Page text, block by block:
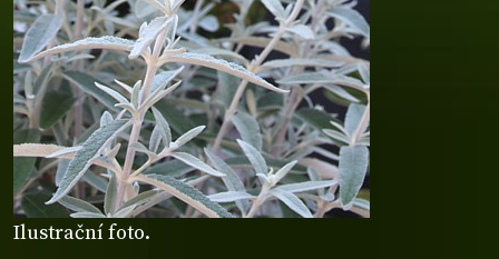
Ilustrační foto.